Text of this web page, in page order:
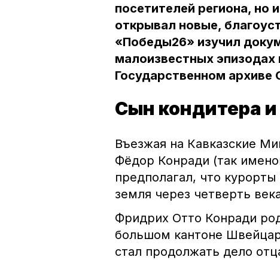
посетителей региона, но
открывал новые,
«Победы26» изучил
малоизвестных
Государственном архиве
Сын кондитера
Въезжая на Кавказские
Фёдор Конради (так
предполагал, что
земля через четверть
Фридрих Отто Конради
большом кантоне
стал продолжать дело